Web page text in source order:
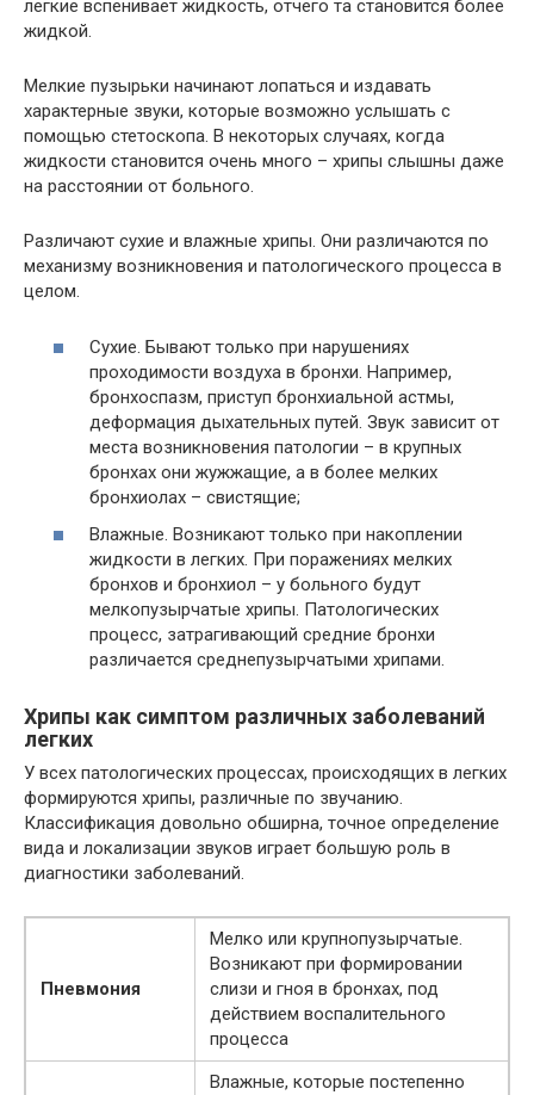
легкие вспенивает жидкость, отчего та становится более
жидкой.
Мелкие пузырьки начинают лопаться и издавать
характерные звуки, которые возможно услышать с
помощью стетоскопа. В некоторых случаях, когда
жидкости становится очень много – хрипы слышны даже
на расстоянии от больного.
Различают сухие и влажные хрипы. Они различаются по
механизму возникновения и патологического процесса в
целом.
Сухие. Бывают только при нарушениях
проходимости воздуха в бронхи. Например,
бронхоспазм, приступ бронхиальной астмы,
деформация дыхательных путей. Звук зависит от
места возникновения патологии – в крупных
бронхах они жужжащие, а в более мелких
бронхиолах – свистящие;
Влажные. Возникают только при накоплении
жидкости в легких. При поражениях мелких
бронхов и бронхиол – у больного будут
мелкопузырчатые хрипы. Патологических
процесс, затрагивающий средние бронхи
различается среднепузырчатыми хрипами.
Хрипы как симптом различных заболеваний
легких
У всех патологических процессах, происходящих в легких
формируются хрипы, различные по звучанию.
Классификация довольно обширна, точное определение
вида и локализации звуков играет большую роль в
диагностики заболеваний.
Пневмония
Мелко или крупнопузырчатые.
Возникают при формировании
слизи и гноя в бронхах, под
действием воспалительного
процесса
Влажные, которые постепенно